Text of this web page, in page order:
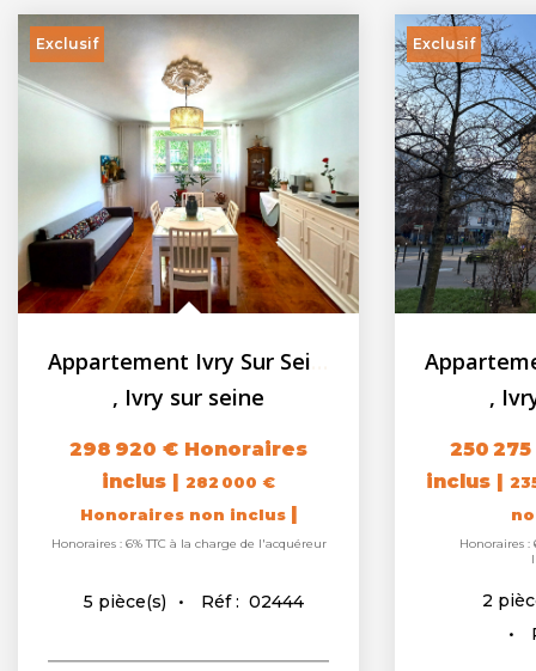
Exclusif
, Ivry sur seine
298 920 € Honoraires
inclus | 282 000 €
Honoraires non inclus |
Honoraires : 6% TTC à la charge de l'acquéreur
5 pièce(s) Réf : 02444
Exclusif
,
250
inclus |
Honoraires :
2